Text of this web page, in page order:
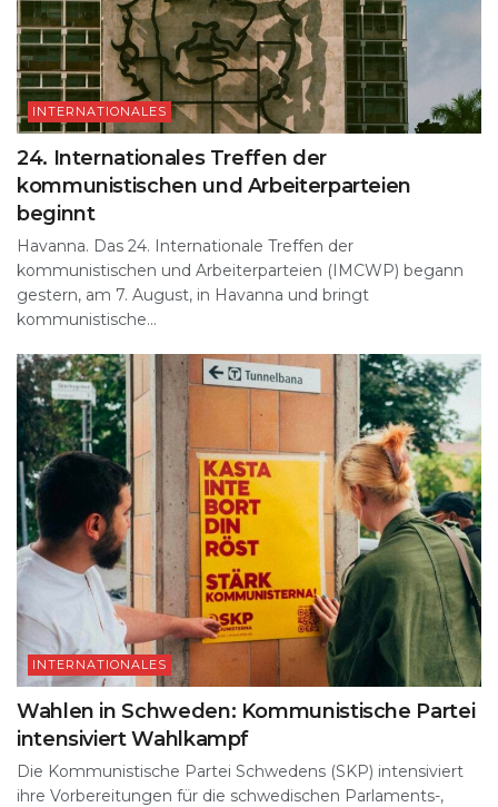
INTERNATIONALES
24. Internationales Treffen der
kommunistischen und Arbeiterparteien
beginnt
Havanna. Das 24. Internationale Treffen der
kommunistischen und Arbeiterparteien (IMCWP) begann
gestern, am 7. August, in Havanna und bringt
kommunistische...
INTERNATIONALES
Wahlen in Schweden: Kommunistische Partei
intensiviert Wahlkampf
Die Kommunistische Partei Schwedens (SKP) intensiviert
ihre Vorbereitungen für die schwedischen Parlaments-,